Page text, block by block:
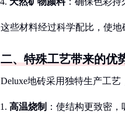
这些材料经过科学配比，使地
二、特殊工艺带来的优
Deluxe地砖采用独特生产工艺
高温烧制 ：使结构更致密